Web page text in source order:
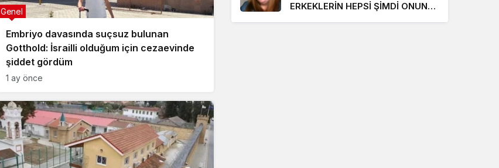
Embriyo davasında suçsuz bulunan
Gotthold: İsrailli olduğum için cezaevinde
şiddet gördüm
Genel
1 ay önce
ERKEKLERİN HEPSİ ŞİMDİ ONUN
PEŞİNDE! SON HALİ İNANILMAZ